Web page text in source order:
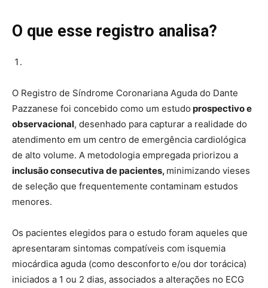
O que esse registro analisa?
O Registro de Síndrome Coronariana Aguda do Dante
Pazzanese foi concebido como um estudo prospectivo e
observacional, desenhado para capturar a realidade do
atendimento em um centro de emergência cardiológica
de alto volume. A metodologia empregada priorizou a
inclusão consecutiva de pacientes, minimizando vieses
de seleção que frequentemente contaminam estudos
menores.
Os pacientes elegidos para o estudo foram aqueles que
apresentaram sintomas compatíveis com isquemia
miocárdica aguda (como desconforto e/ou dor torácica)
iniciados a 1 ou 2 dias, associados a alterações no ECG